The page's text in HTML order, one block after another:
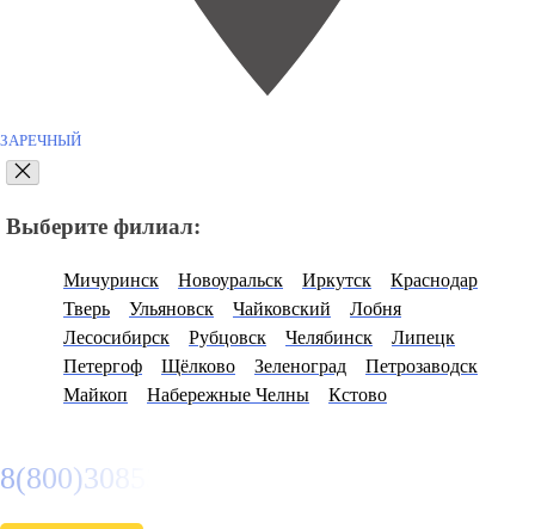
ЗАРЕЧНЫЙ
Выберите филиал:
Мичуринск Новоуральск Иркутск
Краснодар
Тверь
Ульяновск Чайковский
Лобня
Лесосибирск
Рубцовск Челябинск
Липецк
Петергоф
Щёлково Зеленоград
Петрозаводск
Майкоп
Набережные Челны Кстово
8(800)3085303